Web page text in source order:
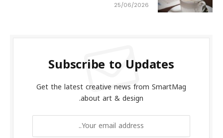
25/06/2026
Subscribe to Updates
Get the latest creative news from SmartMag
about art & design.